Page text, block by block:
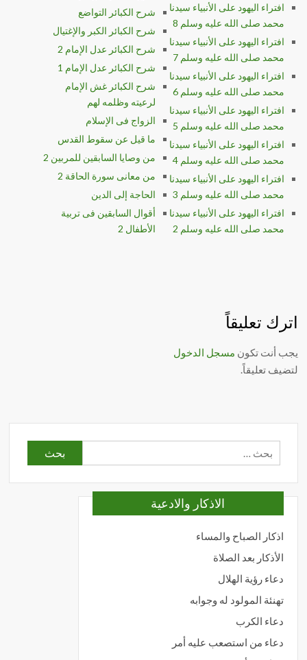
افتراء اليهود على الأنبياء سيدنا
محمد صلى الله عليه وسلم 8
افتراء اليهود على الأنبياء سيدنا
محمد صلى الله عليه وسلم 7
افتراء اليهود على الأنبياء سيدنا
محمد صلى الله عليه وسلم 6
افتراء اليهود على الأنبياء سيدنا
محمد صلى الله عليه وسلم 5
افتراء اليهود على الأنبياء سيدنا
محمد صلى الله عليه وسلم 4
افتراء اليهود على الأنبياء سيدنا
محمد صلى الله عليه وسلم 3
افتراء اليهود على الأنبياء سيدنا
محمد صلى الله عليه وسلم 2
شرح الكبائر التواضع
شرح الكبائر الكبر والإغتيال
شرح الكبائر عدل الإمام 2
شرح الكبائر عدل الإمام 1
شرح الكبائر غش الإمام
لرعيته وظلمه لهم
الزواج فى الإسلام
ما قيل عن سقوط القدس
من وصايا السابقين للمربين 2
من معانى سورة الحاقة 2
الحاجة إلى الدين
أقوال السابقين فى تربية
الأطفال 2
اترك تعليقاً
يجب أنت تكون مسجل الدخول
لتضيف تعليقاً.
عن:
الاذكار والادعية
اذكار الصباح والمساء
الأذكار بعد الصلاة
دعاء رؤية الهلال
تهنئة المولود له وجوابه
دعاء الكرب
دعاء من استصعب عليه أمر